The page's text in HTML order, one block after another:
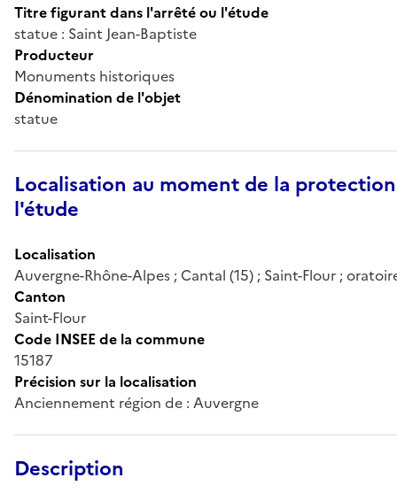
Titre figurant dans l'arrêté ou l'étude
statue : Saint Jean-Baptiste
Producteur
Monuments historiques
Dénomination de l'objet
statue
Localisation au moment de la
l'étude
Localisation
Auvergne-Rhône-Alpes ; Cantal (15) ; Saint-Flour ;
Canton
Saint-Flour
Code INSEE de la commune
15187
Précision sur la localisation
Anciennement région de : Auvergne
Description